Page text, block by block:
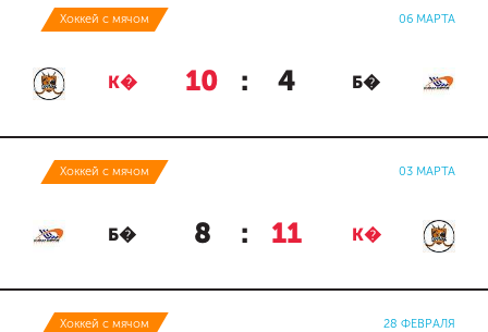
Хоккей с мячом 06 МАРТА
К� 10 : 4 Б�
Хоккей с мячом 03 МАРТА
Б� 8 : 11 К�
Хоккей с мячом 28 ФЕВРАЛЯ